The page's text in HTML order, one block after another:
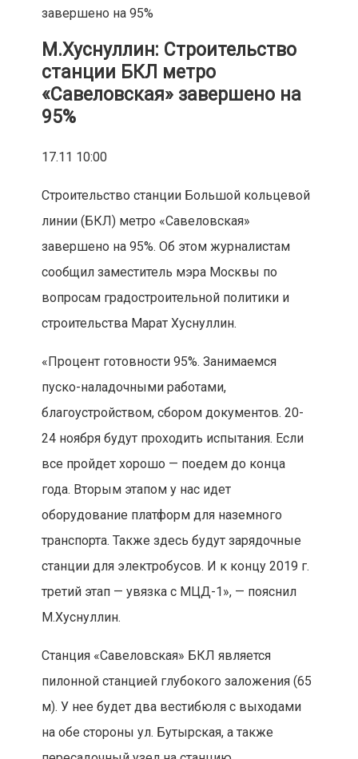
завершено на 95%
М.Хуснуллин: Строительство
станции БКЛ метро
«Савеловская» завершено на
95%
17.11 10:00
Строительство станции Большой кольцевой
линии (БКЛ) метро «Савеловская»
завершено на 95%. Об этом журналистам
сообщил заместитель мэра Москвы по
вопросам градостроительной политики и
строительства Марат Хуснуллин.
«Процент готовности 95%. Занимаемся
пуско-наладочными работами,
благоустройством, сбором документов. 20-
24 ноября будут проходить испытания. Если
все пройдет хорошо — поедем до конца
года. Вторым этапом у нас идет
оборудование платформ для наземного
транспорта. Также здесь будут зарядочные
станции для электробусов. И к концу 2019 г.
третий этап — увязка с МЦД-1», — пояснил
М.Хуснуллин.
Станция «Савеловская» БКЛ является
пилонной станцией глубокого заложения (65
м). У нее будет два вестибюля с выходами
на обе стороны ул. Бутырская, а также